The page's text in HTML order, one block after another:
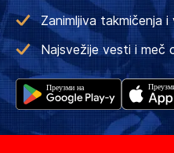
Zanimljiva takmičenja
Najsvežije vesti i meč